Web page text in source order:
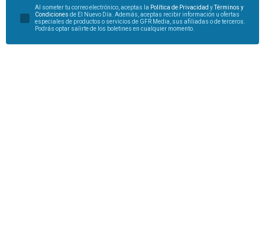
Al someter tu correo electrónico, aceptas la Política de Privacidad yTérminos y
Condiciones de El Nuevo Día. Además, aceptas recibir información u ofertas
especiales de productos o servicios de GFR Media, sus afiliadas o de terceros.
Podrás optar salirte de los boletines en cualquier momento.